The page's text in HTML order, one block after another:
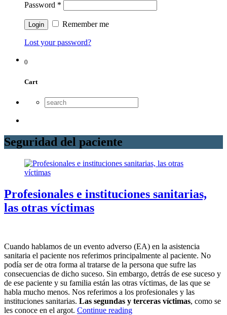
Password *
Remember me
Lost your password?
0
Cart
Seguridad del paciente
Profesionales e instituciones sanitarias,
las otras víctimas
Cuando hablamos de un evento adverso (EA) en la asistencia
sanitaria el paciente nos referimos principalmente al paciente. No
podía ser de otra forma al tratarse de la persona que sufre las
consecuencias de dicho suceso. Sin embargo, detrás de ese suceso y
de ese paciente y su familia están las otras víctimas, de las que se
habla mucho menos. Nos referimos a los profesionales y las
instituciones sanitarias. Las segundas y terceras víctimas, como se
les conoce en el argot. Continue reading